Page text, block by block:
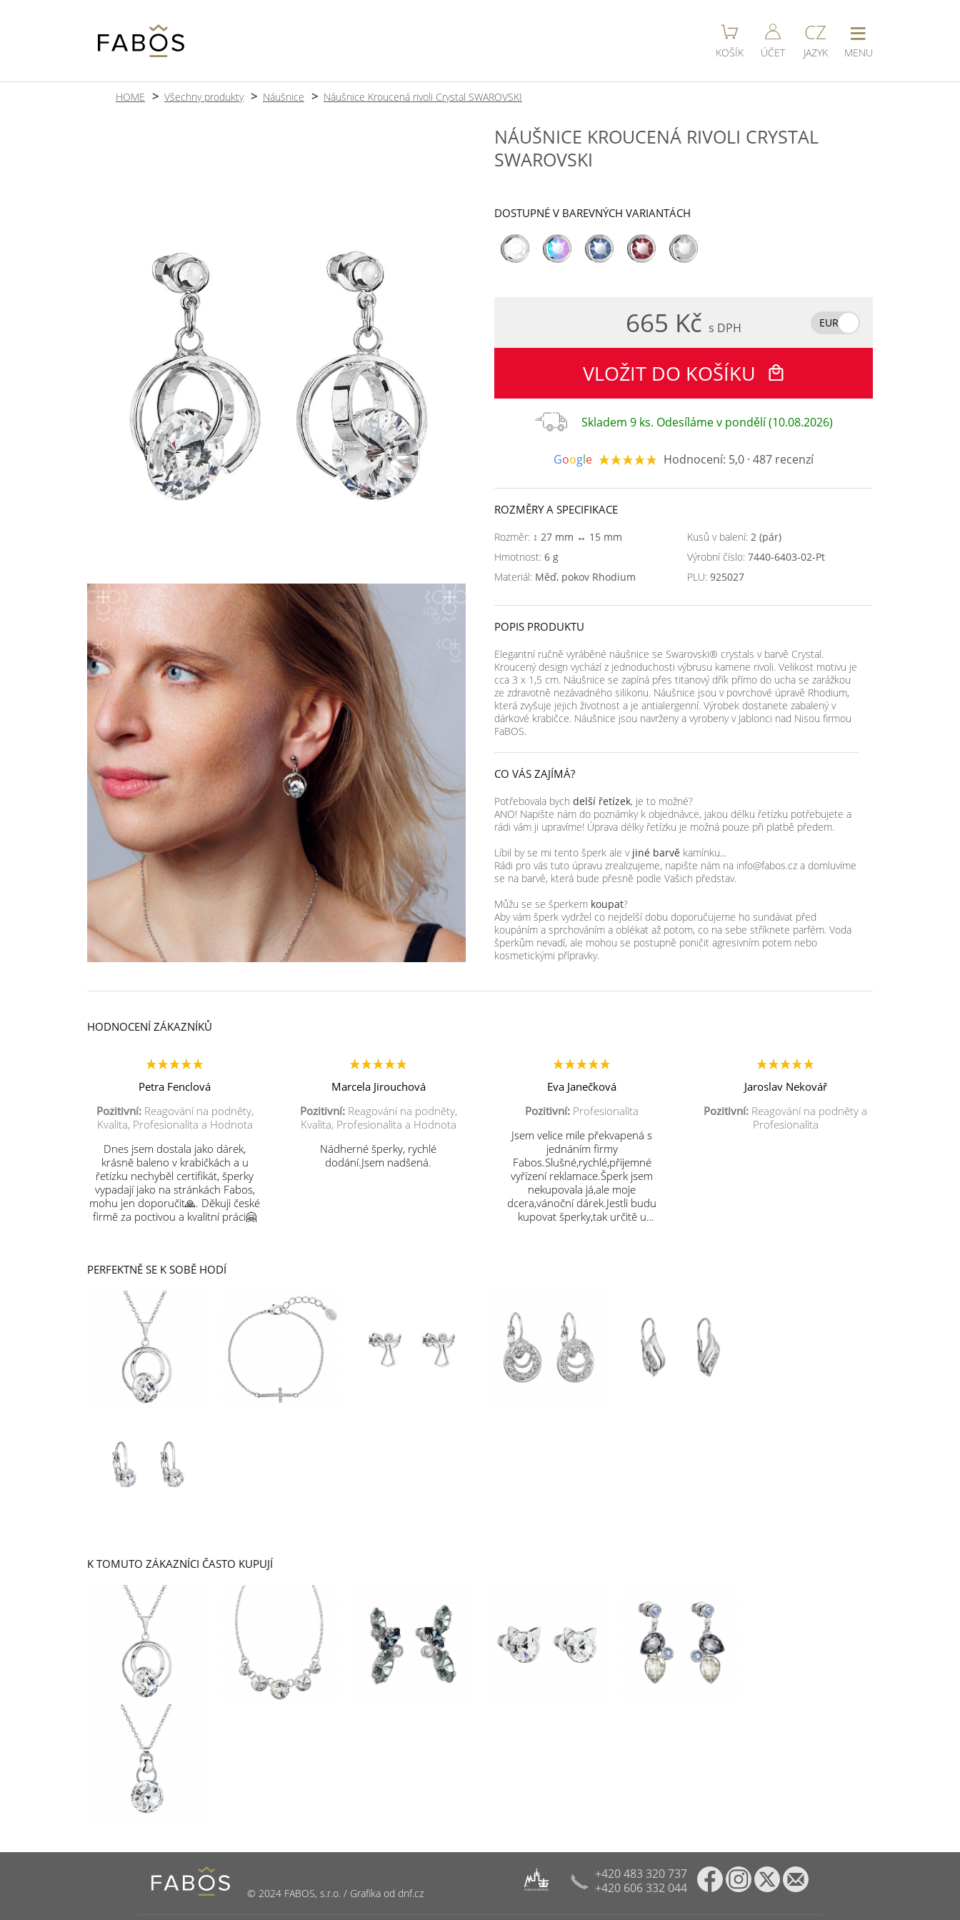
KOŠÍK ÚČET
CZ
JAZYK
≡
MENU
HOME Všechny produkty Náušnice Náušnice Kroucená rivoli Crystal SWAROVSKI
NÁUŠNICE KROUCENÁ RIVOLI CRYSTAL
SWAROVSKI
DOSTUPNÉ V BAREVNÝCH VARIANTÁCH
665 Kč s DPH EUR
VLOŽIT DO KOŠÍKU
Skladem 9 ks. Odesíláme v pondělí (10.08.2026)
Google Hodnocení: 5,0 · 487 recenzí
ROZMĚRY A SPECIFIKACE
Rozměr: ↕ 27 mm ↔ 15 mm
Hmotnost: 6 g
Materiál: Měď, pokov Rhodium
Kusů v balení: 2 (pár)
Výrobní číslo: 7440-6403-02-Pt
PLU: 925027
POPIS PRODUKTU
Elegantní ručně vyráběné náušnice se Swarovski® crystals v barvě Crystal.
Kroucený design vychází z jednoduchosti výbrusu kamene rivoli. Velikost motivu je
cca 3 x 1,5 cm. Náušnice se zapíná přes titanový dřík přímo do ucha se zarážkou
ze zdravotně nezávadného silikonu. Náušnice jsou v povrchové úpravě Rhodium,
která zvyšuje jejich životnost a je antialergenní. Výrobek dostanete zabalený v
dárkové krabičce. Náušnice jsou navrženy a vyrobeny v Jablonci nad Nisou firmou
FaBOS.
CO VÁS ZAJÍMÁ?
Potřebovala bych delší řetízek, je to možné?
ANO! Napište nám do poznámky k objednávce, jakou délku řetízku potřebujete a
rádi vám ji upravíme! Úprava délky řetízku je možná pouze při platbě předem.
Líbil by se mi tento šperk ale v jiné barvě kamínku...
Rádi pro vás tuto úpravu zrealizujeme, napište nám na info@fabos.cz a domluvíme
se na barvě, která bude přesně podle Vašich představ.
Můžu se se šperkem koupat?
Aby vám šperk vydržel co nejdelší dobu doporučujeme ho sundávat před
koupáním a sprchováním a oblékat až potom, co na sebe stříknete parfém. Voda
šperkům nevadí, ale mohou se postupně poničit agresivním potem nebo
kosmetickými přípravky.
HODNOCENÍ ZÁKAZNÍKŮ
Petra Fenclová
Pozitivní:Reagování na podněty,
Kvalita, Profesionalita a Hodnota
Dnes jsem dostala jako dárek,
krásně baleno v krabičkách a u
řetízku nechyběl certifikát, šperky
vypadají jako na stránkách Fabos,
mohu jen doporučit🙏. Děkuji české
firmě za poctivou a kvalitní práci🤗
Marcela Jirouchová
Pozitivní:Reagování na podněty,
Kvalita, Profesionalita a Hodnota
Nádherné šperky, rychlé
dodání.Jsem nadšená.
Eva Janečková
Pozitivní: Profesionalita
Jsem velice mile překvapená s
jednáním firmy
Fabos.Slušné,rychlé,přijemné
vyřízení reklamace.Šperk jsem
nekupovala já,ale moje
dcera,vánoční dárek.Jestli budu
kupovat šperky,tak určitě u
Jaroslav Nekovář
Pozitivní: Reagování na podněty a
Profesionalita
PERFEKTNĚ SE K SOBĚ HODÍ
K TOMUTO ZÁKAZNÍCI ČASTO KUPUJÍ
© 2024 FABOS, s.r.o. / Grafika od dnf.cz PUNCOVNÍ ÚŘAD
+420 483 320 737
+420 606 332 044